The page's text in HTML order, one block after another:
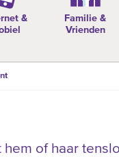
&
Familie &
Vrienden
of haar